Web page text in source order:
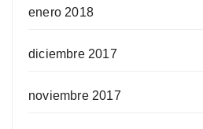
enero 2018
diciembre 2017
noviembre 2017